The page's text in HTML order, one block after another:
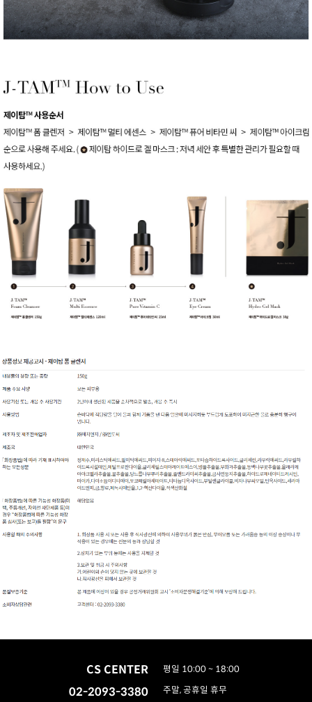
CS CENTER
02-2093-3380
평일 10:00 ~ 18:00
주말, 공휴일 휴무